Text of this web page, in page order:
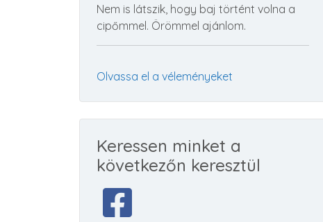
Nem is látszik, hogy baj történt volna a
cipőmmel. Örömmel ajánlom.
Olvassa el a véleményeket
Keressen minket a
következőn keresztül